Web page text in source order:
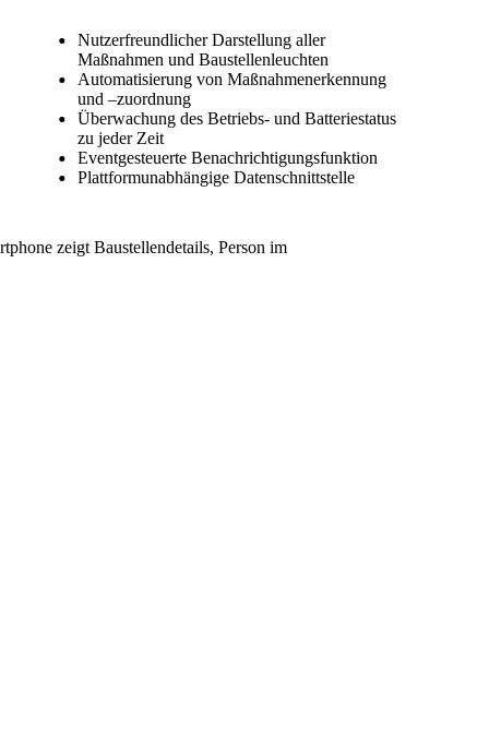
Nutzerfreundlicher Darstellung aller
Maßnahmen und Baustellenleuchten
Automatisierung von Maßnahmenerkennung
und –zuordnung
Überwachung des Betriebs- und Batteriestatus
zu jeder Zeit
Eventgesteuerte Benachrichtigungsfunktion
Plattformunabhängige Datenschnittstelle